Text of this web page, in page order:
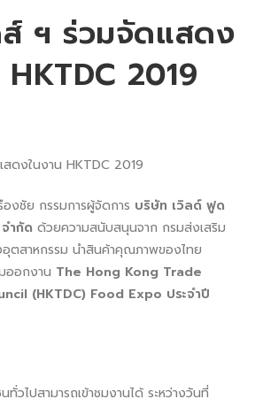
ฯ ร่วมจัดแสดง
HKTDC 2019
ดงในงาน HKTDC 2019
งชัย กรรมการผู้จัดการ บริษัท เวิลด์ ฟูด
ำกัด ด้วยความสนับสนุนจาก กรมส่งเสริม
อุตสาหกรรม นำสินค้าคุณภาพของไทย
ออกงาน The Hong Kong Trade
(HKTDC) Food Expo ประจำปี
ทั่วไปสามารถเข้าชมงานได้ ระหว่างวันที่